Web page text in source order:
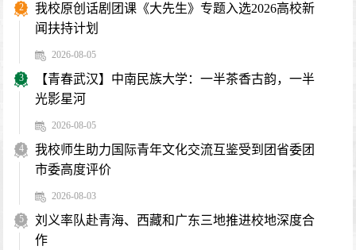
2
我校原创话剧团课《大先生》专题入选2026高校新
闻扶持计划
2026-08-05
3
【青春武汉】中南民族大学：一半茶香古韵，一半
光影星河
2026-08-05
4
我校师生助力国际青年文化交流互鉴受到团省委团
市委高度评价
2026-08-03
5
刘义率队赴青海、西藏和广东三地推进校地深度合
作